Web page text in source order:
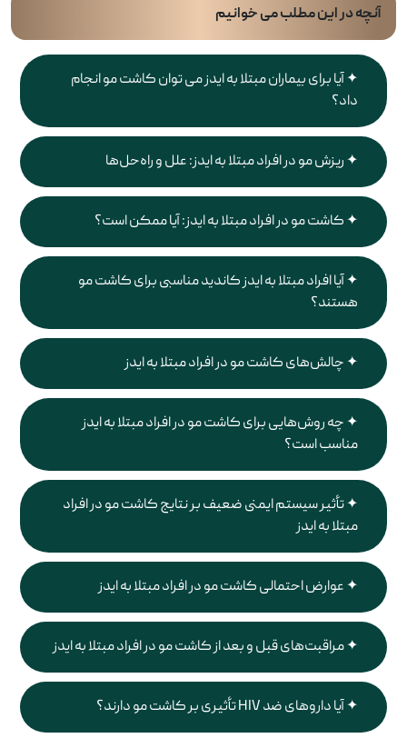
آنچه در این مطلب می خوانیم
آیا برای بیماران مبتلا به ایدز می توان کاشت مو انجام
داد؟
ریزش مو در افراد مبتلا به ایدز: علل و راه‌حل‌ها
کاشت مو در افراد مبتلا به ایدز: آیا ممکن است؟
آیا افراد مبتلا به ایدز کاندید مناسبی برای کاشت مو
هستند؟
چالش‌های کاشت مو در افراد مبتلا به ایدز
چه روش‌هایی برای کاشت مو در افراد مبتلا به ایدز
مناسب است؟
تأثیر سیستم ایمنی ضعیف بر نتایج کاشت مو در افراد
مبتلا به ایدز
عوارض احتمالی کاشت مو در افراد مبتلا به ایدز
مراقبت‌های قبل و بعد از کاشت مو در افراد مبتلا به ایدز
آیا داروهای ضد HIV تأثیری بر کاشت مو دارند؟